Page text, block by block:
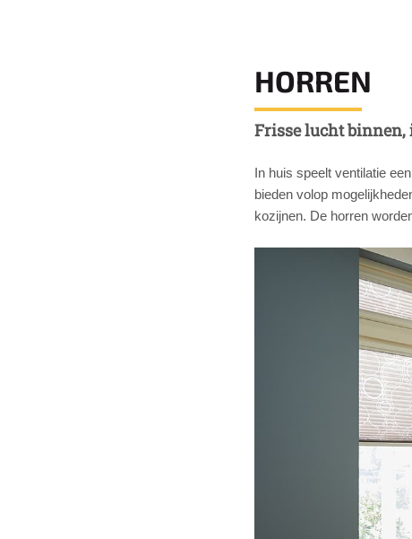
HORREN
Frisse lucht binnen,
In huis speelt ventilatie
bieden volop
kozijnen. De horren